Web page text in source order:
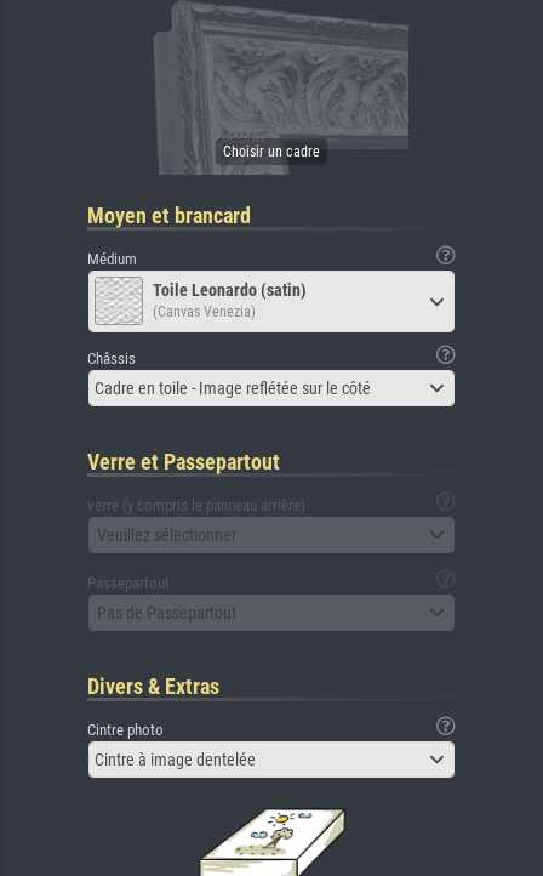
Moyen et brancard
Médium
Toile Leonardo (satin)
(Canvas Venezia)
Châssis
Cadre en toile - Image reflétée sur le côté
Verre et Passepartout
verre (y compris le panneau arrière)
Veuillez sélectionner
Passepartout
Pas de Passepartout
Divers & Extras
Cintre photo
Cintre à image dentelée